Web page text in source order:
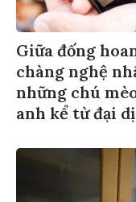
Giữa đống
chàng nghệ
những chú
anh kể từ đại